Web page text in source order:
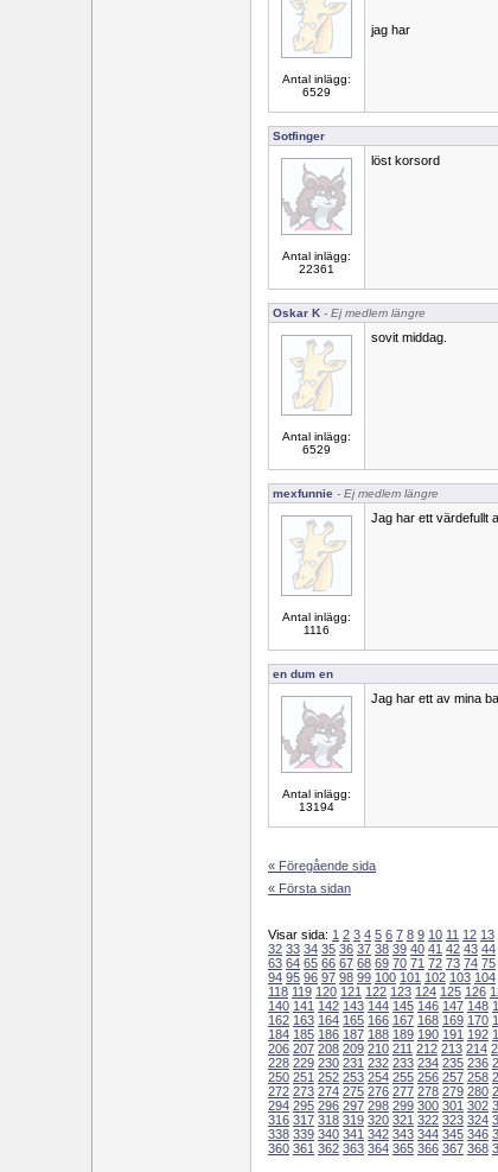
Antal inlägg:
6529
jag har
Sotfinger
Antal inlägg:
22361
löst korsord
Oskar K - Ej medlem längre
Antal inlägg:
6529
sovit middag.
mexfunnie - Ej medlem längre
Antal inlägg:
1116
Jag har ett värdefullt
en dum en
Antal inlägg:
13194
Jag har ett av mina
« Föregående sida
« Första sidan
Visar sida: 1 2 3 4 5 6 7 8 9 10 11 12 13
32 33 34 35 36 37 38 39 40 41 42 43 44
63 64 65 66 67 68 69 70 71 72 73 74 75
94 95 96 97 98 99 100 101 102 103 104
118 119 120 121 122 123 124 125 126
140 141 142 143 144 145 146 147 148
162 163 164 165 166 167 168 169 170
184 185 186 187 188 189 190 191 192
206 207 208 209 210 211 212 213 214
228 229 230 231 232 233 234 235 236
250 251 252 253 254 255 256 257 258
272 273 274 275 276 277 278 279 280
294 295 296 297 298 299 300 301 302
316 317 318 319 320 321 322 323 324
338 339 340 341 342 343 344 345 346
360 361 362 363 364 365 366 367 368